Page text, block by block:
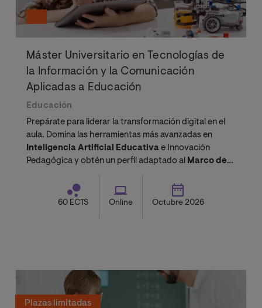
Máster Universitario en Tecnologías de
la Información y la Comunicación
Aplicadas a Educación
Educación
Prepárate para liderar la transformación digital en el
aula. Domina las herramientas más avanzadas en
Inteligencia Artificial Educativa e Innovación
Pedagógica y obtén un perfil adaptado al Marco de
Competencia Digital Docente
60 ECTS Online Octubre 2026
Plazas limitadas